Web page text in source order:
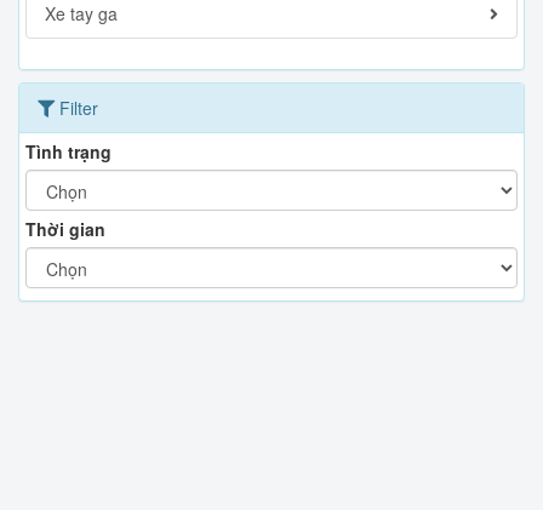
Xe tay ga
Filter
Tình trạng
Thời gian